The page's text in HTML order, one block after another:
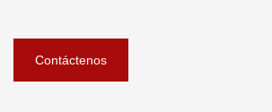
Contáctenos